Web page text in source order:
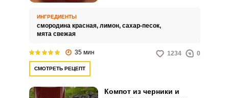
длительное хранение. Такой
интересный компот напоминает
заменой магазинным напиткам.
ИНГРЕДИЕНТЫ
смородина красная, лимон, сахар-песок,
мята свежая
35 мин 1234 0
СМОТРЕТЬ РЕЦЕПТ
Компот из черники и